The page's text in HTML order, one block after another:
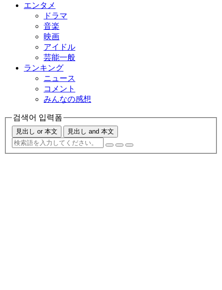
エンタメ
ドラマ
音楽
映画
アイドル
芸能一般
ランキング
ニュース
コメント
みんなの感想
검색어 입력폼
見出し or 本文 見出し and 本文